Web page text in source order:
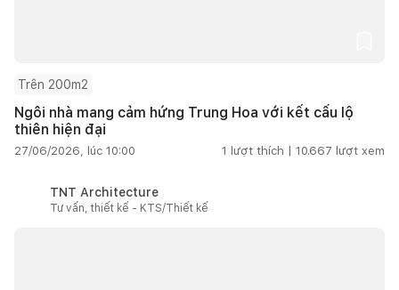
Trên 200m2
Ngôi nhà mang cảm hứng Trung Hoa với kết cấu lộ
thiên hiện đại
27/06/2026, lúc 10:00 1 lượt thích | 10.667 lượt xem
TNT Architecture
Tư vấn, thiết kế - KTS/Thiết kế